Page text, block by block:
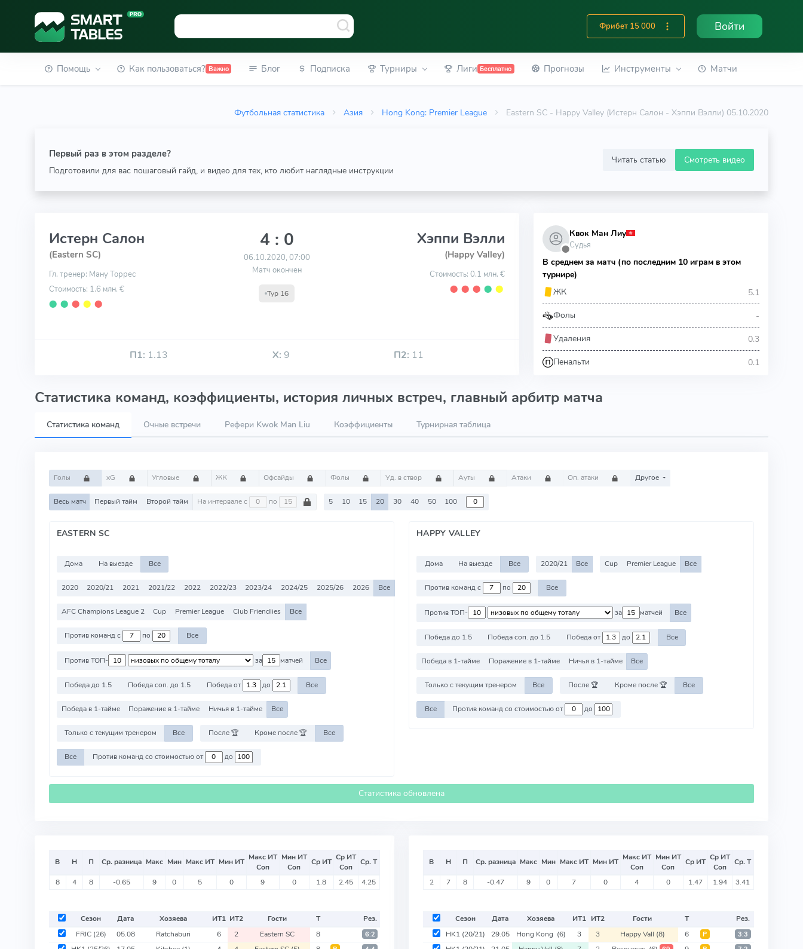
Фрибет 15 000 Войти
Помощь Как пользоваться? Важно Блог Подписка Турниры Лиги Бесплатно Прогнозы Инструменты Матчи
Футбольная статистика Азия Hong Kong: Premier League Eastern SC - Happy Valley (Истерн Салон - Хэппи Вэлли) 05.10.2020
Первый раз в этом разделе?
Подготовили для вас пошаговый гайд, и видео для тех, кто любит наглядные инструкции
Читать статью Смотреть видео
Истерн Салон
(Eastern SC)
Гл. тренер: Ману Торрес
Стоимость: 1.6 млн. €
⬤ ⬤ ⬤ ⬤ ⬤
4 : 0
06.10.2020, 07:00
Матч окончен
Тур 16
Хэппи Вэлли
(Happy Valley)
Стоимость: 0.1 млн. €
⬤ ⬤ ⬤ ⬤ ⬤
П1: 1.13 Х: 9 П2: 11
⬤
Квок Ман Лиу
Судья
В среднем за матч (по последним 10 играм в этом
турнире)
ЖК
5.1
Фолы -
Удаления 0.3
Пенальти 0.1
Статистика команд, коэффициенты, история личных встреч, главный арбитр матча
Статистика команд Очные встречи Рефери Kwok Man Liu Коэффициенты Турнирная таблица
Голы xG Угловые ЖК Офсайды Фолы Уд. в створ Ауты Атаки Оп. атаки Другое
Весь матч Первый тайм Второй тайм На интервале с по 5 10 15 20 30 40 50 100
EASTERN SC
Дома На выезде Все
2020 2020/21 2021 2021/22 2022 2022/23 2023/24 2024/25 2025/26 2026 Все
AFC Champions League 2 Cup Premier League Club Friendlies Все
Против команд с по Все
Против ТОП- за матчей Все
Победа до 1.5 Победа соп. до 1.5 Победа от до Все
Победа в 1-тайме Поражение в 1-тайме Ничья в 1-тайме Все
Только с текущим тренером Все После 🏆 Кроме после 🏆 Все
Все Против команд со стоимостью от до
HAPPY VALLEY
Дома На выезде Все 2020/21 Все Cup Premier League Все
Против команд с по Все
Против ТОП- за матчей Все
Победа до 1.5 Победа соп. до 1.5 Победа от до Все
Победа в 1-тайме Поражение в 1-тайме Ничья в 1-тайме Все
Только с текущим тренером Все После 🏆 Кроме после 🏆 Все
Все Против команд со стоимостью от до
Статистика обновлена
В Н П Ср. разница Макс Мин Макс ИТ Мин ИТ Макс ИТ
Соп
Мин ИТ
Соп
Ср ИТ Ср ИТ
Соп
Ср. Т
8 4 8 -0.65 9 0 5 0 9 0 1.8 2.45 4.25
Сезон Дата Хозяева ИТ1 ИТ2 Гости Т
Рез.
FRIC (26) 05.08 Ratchaburi 6 2 Eastern SC 8 6:2
В Н П Ср. разница Макс Мин Макс ИТ Мин ИТ Макс ИТ
Соп
Мин ИТ
Соп
Ср ИТ Ср ИТ
Соп
Ср. Т
2 7 8 -0.47 9 0 7 0 4 0 1.47 1.94 3.41
Сезон Дата Хозяева ИТ1 ИТ2 Гости Т
Рез.
HK1 (20/21) 29.05 Hong Kong (6) 3 3 Happy Vall (8) 6 Р 3:3